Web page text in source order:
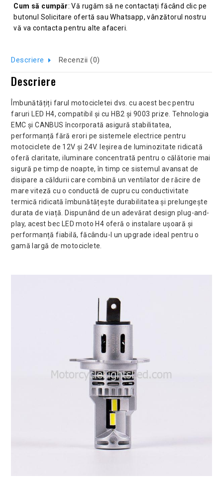
Cum să cumpăr: Vă rugăm să ne contactați făcând clic pe
butonul Solicitare ofertă sau Whatsapp, vânzătorul nostru
vă va contacta pentru alte afaceri.
Descriere Recenzii (0)
Descriere
Îmbunătățiți farul motocicletei dvs. cu acest bec pentru
faruri LED H4, compatibil și cu HB2 și 9003 prize. Tehnologia
EMC și CANBUS încorporată asigură stabilitatea,
performanță fără erori pe sistemele electrice pentru
motociclete de 12V și 24V. Ieșirea de luminozitate ridicată
oferă claritate, iluminare concentrată pentru o călătorie mai
sigură pe timp de noapte, în timp ce sistemul avansat de
disipare a căldurii care combină un ventilator de răcire de
mare viteză cu o conductă de cupru cu conductivitate
termică ridicată îmbunătățește durabilitatea și prelungește
durata de viață. Dispunând de un adevărat design plug-and-
play, acest bec LED moto H4 oferă o instalare ușoară și
performanță fiabilă, făcându-l un upgrade ideal pentru o
gamă largă de motociclete.